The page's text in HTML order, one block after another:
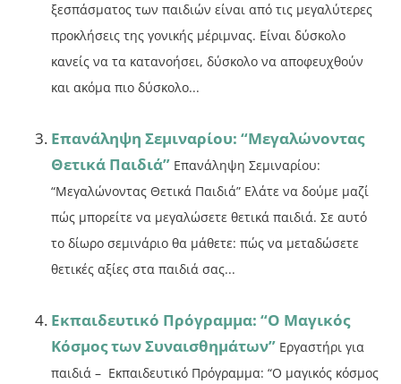
ξεσπάσματος των παιδιών είναι από τις μεγαλύτερες
προκλήσεις της γονικής μέριμνας. Είναι δύσκολο
κανείς να τα κατανοήσει, δύσκολο να αποφευχθούν
και ακόμα πιο δύσκολο...
Επανάληψη Σεμιναρίου: “Μεγαλώνοντας
Θετικά Παιδιά” Επανάληψη Σεμιναρίου:
“Μεγαλώνοντας Θετικά Παιδιά” Ελάτε να δούμε μαζί
πώς μπορείτε να μεγαλώσετε θετικά παιδιά. Σε αυτό
το δίωρο σεμινάριο θα μάθετε: πώς να μεταδώσετε
θετικές αξίες στα παιδιά σας...
Εκπαιδευτικό Πρόγραμμα: “Ο Μαγικός
Κόσμος των Συναισθημάτων” Εργαστήρι για
παιδιά – Εκπαιδευτικό Πρόγραμμα: “Ο μαγικός κόσμος